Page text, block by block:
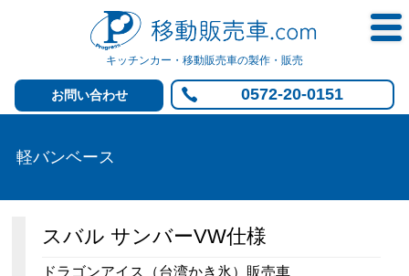
キッチンカー・移動販売車の製作・販売
お問い合わせ 0572-20-0151
軽バンベース
スバル サンバーVW仕様
ドラゴンアイス（台湾かき氷）販売車